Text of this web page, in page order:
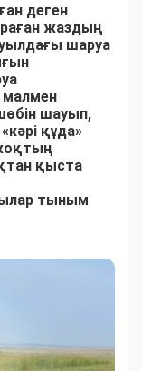
деген
жаздың
шаруа
шауып,
құда»
қыста
тыным